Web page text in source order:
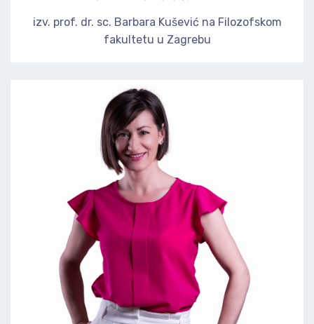
izv. prof. dr. sc. Barbara Kušević na Filozofskom
fakultetu u Zagrebu